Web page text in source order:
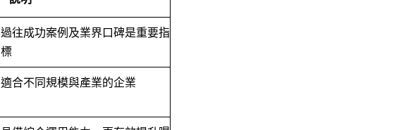
過往成功案例及業界口碑是重要指
標
適合不同規模與產業的企業